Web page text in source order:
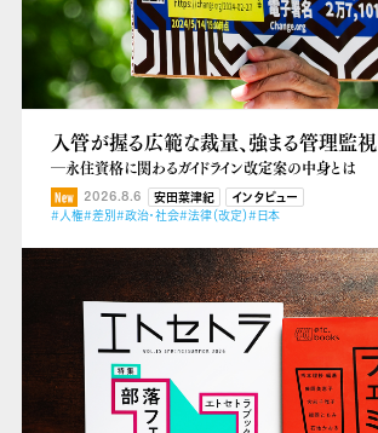
入管が握る広範な裁量、強まる管理監視
―永住資格に関わるガイドライン改定案の中身とは
2026.8.6 安田菜津紀
インタビュー
#人権#差別#政治・社会#法律（改定）#日本